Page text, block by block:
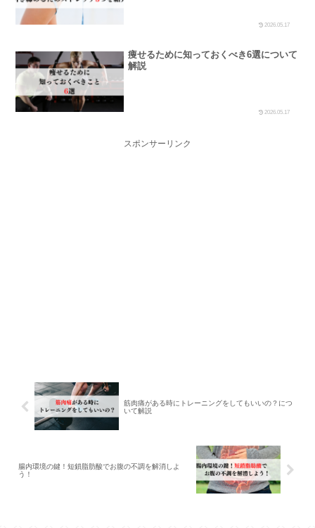
2026.05.17
痩せるために知っておくべき6選について
解説
2026.05.17
スポンサーリンク
筋肉痛がある時にトレーニングをしてもいいの？につ
いて解説
腸内環境の鍵！短鎖脂肪酸でお腹の不調を解消しよ
う！